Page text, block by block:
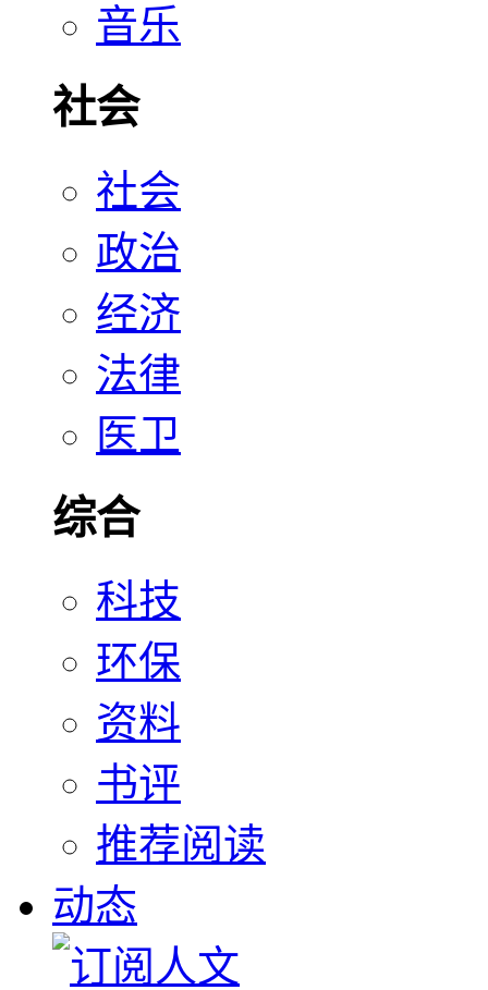
音乐
社会
社会
政治
经济
法律
医卫
综合
科技
环保
资料
书评
推荐阅读
动态